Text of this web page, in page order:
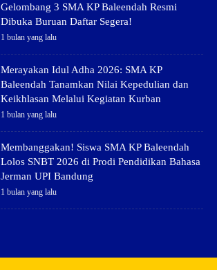
Gelombang 3 SMA KP Baleendah Resmi
Dibuka Buruan Daftar Segera!
1 bulan yang lalu
Merayakan Idul Adha 2026: SMA KP
Baleendah Tanamkan Nilai Kepedulian dan
Keikhlasan Melalui Kegiatan Kurban
1 bulan yang lalu
Membanggakan! Siswa SMA KP Baleendah
Lolos SNBT 2026 di Prodi Pendidikan Bahasa
Jerman UPI Bandung
1 bulan yang lalu